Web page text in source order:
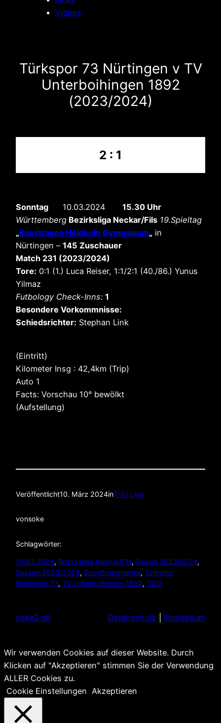
Videos
Türkspor 73 Nürtingen v TV
Unterboihingen 1892
(2023/2024)
2 : 1
Sonntag 10.03.2024 15.30 Uhr
Württemberg Bezirksliga Neckar/Fils 19.Spieltag
„Kunstrasen Hölderlin Gymnasium„ in
Nürtingen – 145 Zuschauer
Match 231 (2023/2024)
Tore: 0:1 (1.) Luca Reiser, 1:1/2:1 (40./86.) Yunus
Yilmaz
Futbology Check-Inns: 1
Besondere Vorkommnisse:
Schiedsrichter: Stephan Link
(Eintritt)
Kilometer Insg : 42,4km (Trip)
Auto 1
Facts: Vorschau 10° bewölkt
(Aufstellung)
Veröffentlicht10. März 2024inTVU Liga
vonsoke
Schlagwörter:
10.03.2024, Bezirksliga Neckar/Fils, Saison 2023/2024
Season 2023/2024, Sportfotographie, Türkspor
Nürtingen 73, TV Unterboihingen 1892, TVU
soke2.de Datenschutz Impressum
Wir verwenden Cookies auf dieser Website. Durch
Klicken auf "Akzeptieren" stimmen Sie der Verwendung
ALLER Cookies zu.
Cookie Einstellungen Akzeptieren